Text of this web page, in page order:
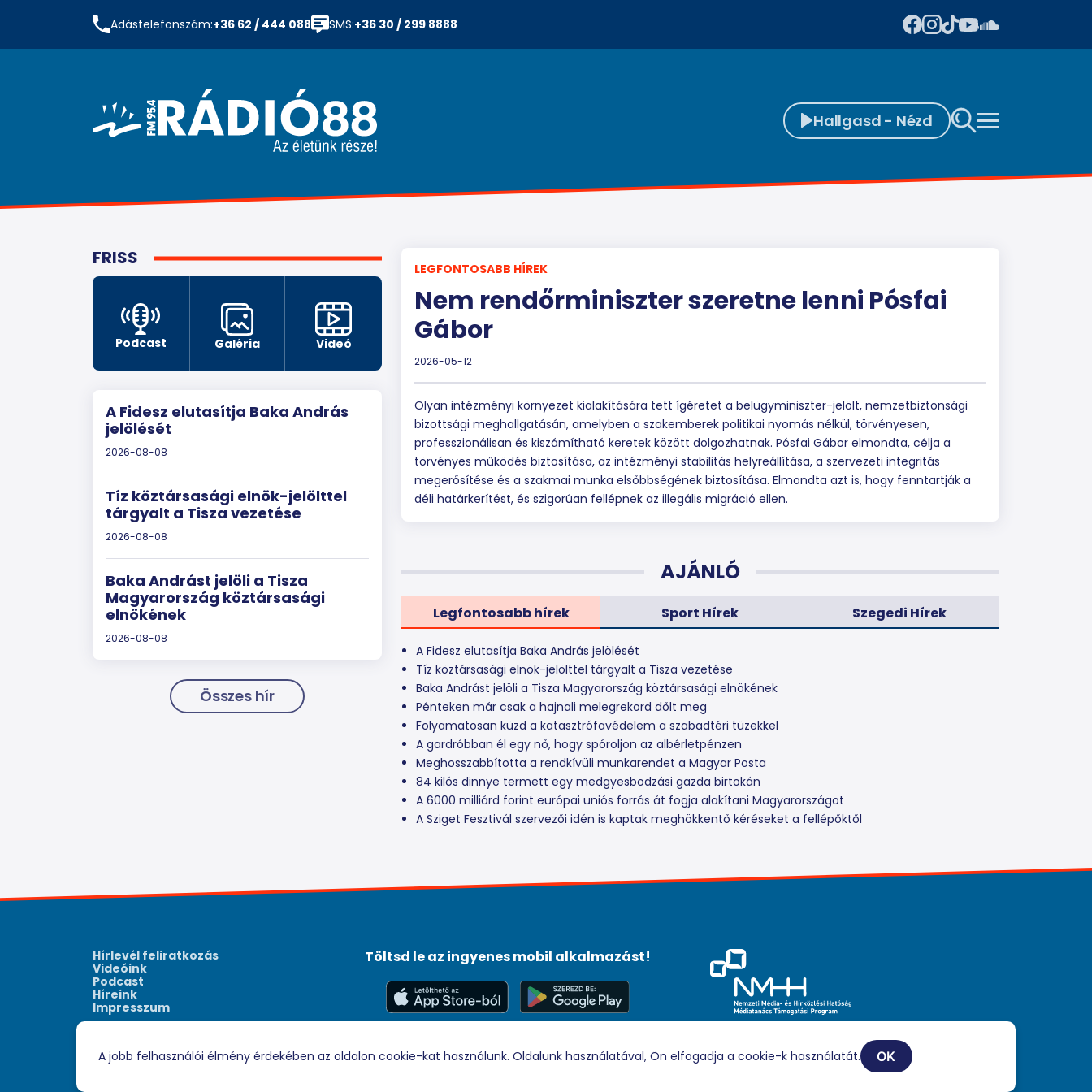
Adástelefonszám:+36 62 / 444 088 SMS:+36 30 / 299 8888
Hallgasd - Nézd
FRISS
Podcast Galéria Videó
A Fidesz elutasítja Baka András
jelölését
2026-08-08
Tíz köztársasági elnök-jelölttel
tárgyalt a Tisza vezetése
2026-08-08
Baka Andrást jelöli a Tisza
Magyarország köztársasági
elnökének
2026-08-08
Összes hír
LEGFONTOSABB HÍREK
Nem rendőrminiszter szeretne lenni Pósfai
Gábor
2026-05-12
Olyan intézményi környezet kialakítására tett ígéretet a belügyminiszter-jelölt, nemzetbiztonsági
bizottsági meghallgatásán, amelyben a szakemberek politikai nyomás nélkül, törvényesen,
professzionálisan és kiszámítható keretek között dolgozhatnak. Pósfai Gábor elmondta, célja a
törvényes működés biztosítása, az intézményi stabilitás helyreállítása, a szervezeti integritás
megerősítése és a szakmai munka elsőbbségének biztosítása. Elmondta azt is, hogy fenntartják a
déli határkerítést, és szigorúan fellépnek az illegális migráció ellen.
AJÁNLÓ
Legfontosabb hírek Sport Hírek Szegedi Hírek
A Fidesz elutasítja Baka András jelölését
Tíz köztársasági elnök-jelölttel tárgyalt a Tisza vezetése
Baka Andrást jelöli a Tisza Magyarország köztársasági elnökének
Pénteken már csak a hajnali melegrekord dőlt meg
Folyamatosan küzd a katasztrófavédelem a szabadtéri tüzekkel
A gardróbban él egy nő, hogy spóroljon az albérletpénzen
Meghosszabbította a rendkívüli munkarendet a Magyar Posta
84 kilós dinnye termett egy medgyesbodzási gazda birtokán
A 6000 milliárd forint európai uniós forrás át fogja alakítani Magyarországot
A Sziget Fesztivál szervezői idén is kaptak meghökkentő kéréseket a fellépőktől
Hírlevél feliratkozás
Videóink
Podcast
Híreink
Impresszum
Töltsd le az ingyenes mobil alkalmazást!
Támogatási Program keretében támogatja.
A jobb felhasználói élmény érdekében az oldalon cookie-kat használunk. Oldalunk használatával, Ön elfogadja a cookie-k használatát. OK